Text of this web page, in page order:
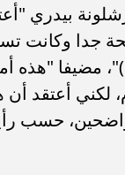
بيدري
جدا وكانت
مضيفا "هذه
لكني أعتقد
حسب